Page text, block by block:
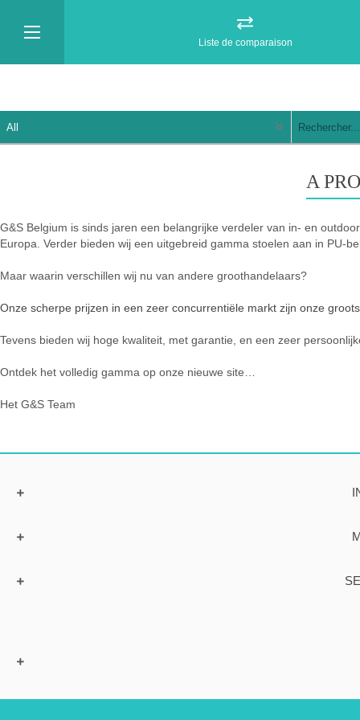
Liste de comparaison
A
G&S Belgium is sinds jaren een belangrijke verdeler van in- en
Europa. Verder bieden wij een uitgebreid gamma stoelen aan in PU-
Maar waarin verschillen wij nu van andere groothandelaars?
Onze scherpe prijzen in een zeer concurrentiële markt zijn onze
Tevens bieden wij hoge kwaliteit, met garantie, en een zeer
Ontdek het volledig gamma op onze nieuwe site…
Het G&S Team